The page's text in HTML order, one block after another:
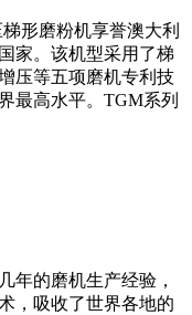
形磨粉机享誉澳大利
家。该机型采用了梯
压等五项磨机专利技
最高水平。TGM系列
年的磨机生产经验，
，吸收了世界各地的